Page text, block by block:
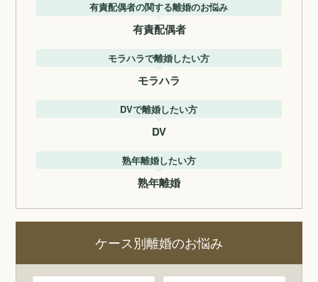
有責配偶者の関する離婚のお悩み
有責配偶者
モラハラで離婚したい方
モラハラ
DVで離婚したい方
DV
熟年離婚したい方
熟年離婚
ケース別離婚のお悩み